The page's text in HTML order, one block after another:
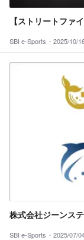
【ストリートファ
SBI e-Sports・ 2025/10/
株式会社ジーンス
SBI e-Sports・ 2025/07/